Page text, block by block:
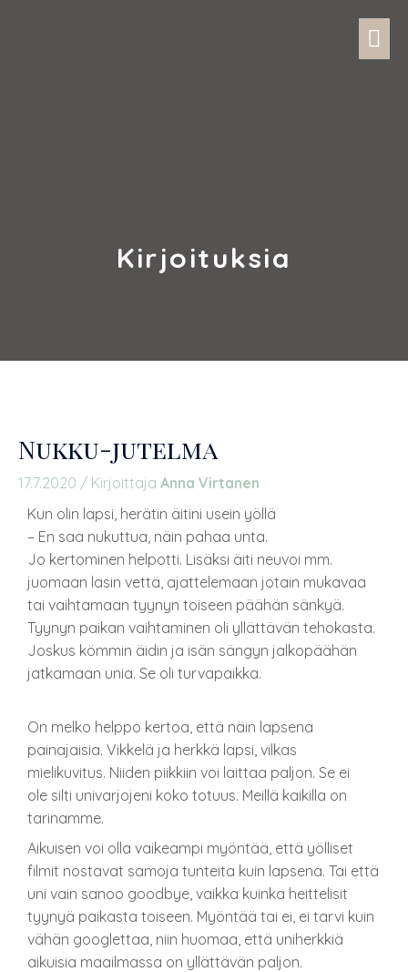
Kirjoituksia
Nukku-jutelma
17.7.2020 / Kirjoittaja Anna Virtanen
Kun olin lapsi, herätin äitini usein yöllä
– En saa nukuttua, näin pahaa unta.
Jo kertominen helpotti. Lisäksi äiti neuvoi mm.
juomaan lasin vettä, ajattelemaan jotain mukavaa
tai vaihtamaan tyynyn toiseen päähän sänkyä.
Tyynyn paikan vaihtaminen oli yllättävän tehokasta.
Joskus kömmin äidin ja isän sängyn jalkopäähän
jatkamaan unia. Se oli turvapaikka.
On melko helppo kertoa, että näin lapsena
painajaisia. Vikkelä ja herkkä lapsi, vilkas
mielikuvitus. Niiden piikkiin voi laittaa paljon. Se ei
ole silti univarjojeni koko totuus. Meillä kaikilla on
tarinamme.
Aikuisen voi olla vaikeampi myöntää, että yölliset
filmit nostavat samoja tunteita kuin lapsena. Tai että
uni vain sanoo goodbye, vaikka kuinka heittelisit
tyynyä paikasta toiseen. Myöntää tai ei, ei tarvi kuin
vähän googlettaa, niin huomaa, että uniherkkiä
aikuisia maailmassa on yllättävän paljon.